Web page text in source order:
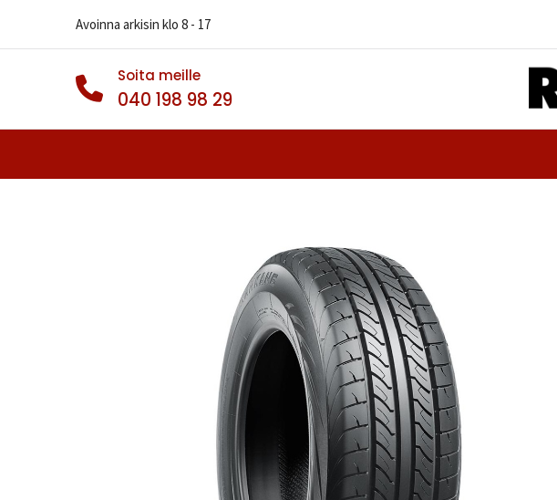
Avoinna arkisin klo 8 - 17
Soita meille
040 198 98 29